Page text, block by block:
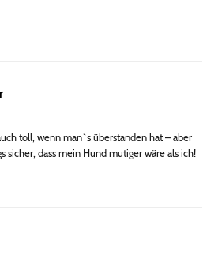
toll, wenn man`s überstanden hat – aber
sicher, dass mein Hund mutiger wäre als ich!